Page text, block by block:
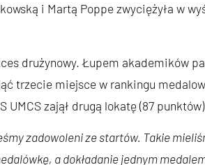
i Martą Poppe zwyciężyła w
drużynowy. Łupem akademików
trzecie miejsce w rankingu
zajął drugą lokatę (87
zadowoleni ze startów. Takie
a dokładanie jednym